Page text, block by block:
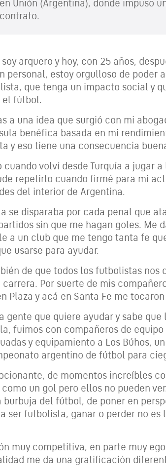
en Unión (Argentina), donde impuso
contrato.
arquero y hoy, con 25 años,
personal, estoy orgulloso de poder
que tenga un impacto social y
el fútbol.
a una idea que surgió con mi
benéfica basada en mi
y eso tiene una consecuencia
volví desde Turquía a jugar
repetirlo cuando firmé para mi
del interior de Argentina.
se disparaba por cada penal que
sin que me hagan goles. Me
a un club que me tengo tanta fe
usarse para ayudar.
de que todos los futbolistas nos
Por suerte de mis
Plaza y acá en Santa Fe me
gente que quiere ayudar y sabe
fuimos con compañeros de
y equipamiento a Los Búhos,
argentino de fútbol para
de momentos increíbles
un gol pero ellos no pueden
del fútbol, de poner en
ser futbolista, ganar o perder no
muy competitiva, en parte muy
me da una gratificación